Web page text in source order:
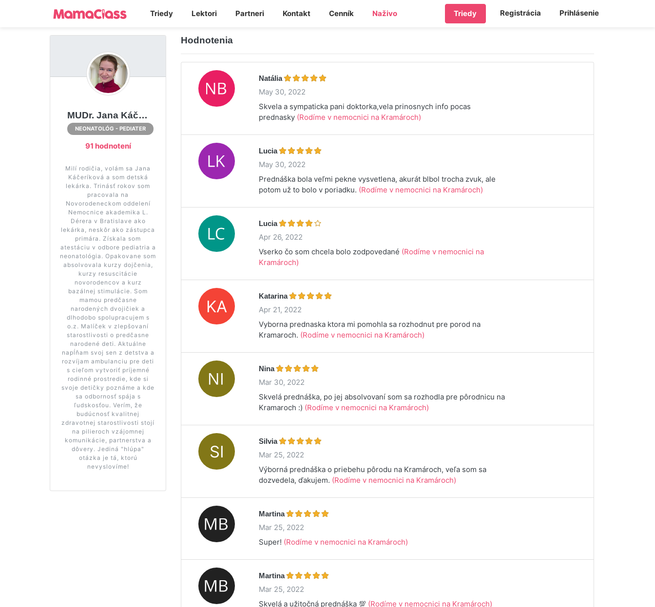
Triedy Lektori Partneri Kontakt Cenník Naživo Triedy Registrácia Prihlásenie
MUDr. Jana Káčeríková
NEONATOLÓG - PEDIATER
91 hodnotení
Milí rodičia, volám sa Jana
Káčeríková a som detská
lekárka. Trinásť rokov som
pracovala na
Novorodeneckom oddelení
Nemocnice akademika L.
Dérera v Bratislave ako
lekárka, neskôr ako zástupca
primára. Získala som
atestáciu v odbore pediatria a
neonatológia. Opakovane som
absolvovala kurzy dojčenia,
kurzy resuscitácie
novorodencov a kurz
bazálnej stimulácie. Som
mamou predčasne
narodených dvojičiek a
dlhodobo spolupracujem s
o.z. Malíček v zlepšovaní
starostlivosti o predčasne
narodené deti. Aktuálne
napĺňam svoj sen z detstva a
rozvíjam ambulanciu pre deti
s cieľom vytvoriť príjemné
rodinné prostredie, kde si
svoje detičky poznáme a kde
sa odbornosť spája s
ľudskosťou. Verím, že
budúcnosť kvalitnej
zdravotnej starostlivosti stojí
na pilieroch vzájomnej
komunikácie, partnerstva a
dôvery. Jediná "hlúpa"
otázka je tá, ktorú
nevyslovíme!
Hodnotenia
Natália
May 30, 2022
Skvela a sympaticka pani doktorka,vela prinosnych info pocas
prednasky (Rodíme v nemocnici na Kramároch)
Lucia
May 30, 2022
Prednáška bola veľmi pekne vysvetlena, akurát blbol trocha zvuk, ale
potom už to bolo v poriadku. (Rodíme v nemocnici na Kramároch)
Lucia
Apr 26, 2022
Vserko čo som chcela bolo zodpovedané (Rodíme v nemocnici na
Kramároch)
Katarina
Apr 21, 2022
Vyborna prednaska ktora mi pomohla sa rozhodnut pre porod na
Kramaroch. (Rodíme v nemocnici na Kramároch)
Nina
Mar 30, 2022
Skvelá prednáška, po jej absolvovaní som sa rozhodla pre pôrodnicu na
Kramaroch :) (Rodíme v nemocnici na Kramároch)
Silvia
Mar 25, 2022
Výborná prednáška o priebehu pôrodu na Kramároch, veľa som sa
dozvedela, ďakujem. (Rodíme v nemocnici na Kramároch)
Martina
Mar 25, 2022
Super! (Rodíme v nemocnici na Kramároch)
Martina
Mar 25, 2022
Skvelá a užitočná prednáška 💯 (Rodíme v nemocnici na Kramároch)